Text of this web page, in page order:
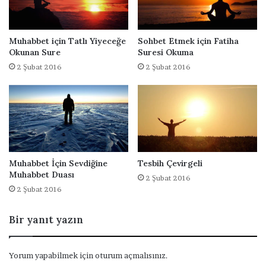
n
u
a
Muhabbet için Tatlı Yiyeceğe
Okunan Sure
2 Şubat 2016
Sohbet Etmek için Fatiha
Suresi Okuma
2 Şubat 2016
Muhabbet İçin Sevdiğine
Muhabbet Duası
2 Şubat 2016
Tesbih Çevirgeli
2 Şubat 2016
Bir yanıt yazın
Yorum yapabilmek için oturum açmalısınız.